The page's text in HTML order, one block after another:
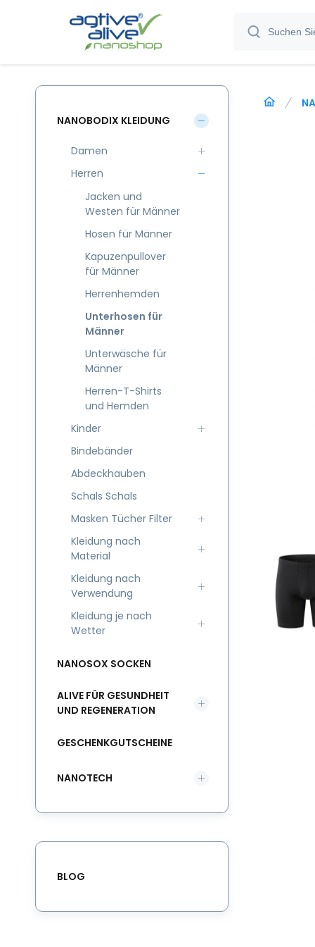
NANOBODIX KLEIDUNG
Damen
Herren
Jacken und
Westen für Männer
Hosen für Männer
Kapuzenpullover
für Männer
Herrenhemden
Unterhosen für
Männer
Unterwäsche für
Männer
Herren-T-Shirts
und Hemden
Kinder
Bindebänder
Abdeckhauben
Schals Schals
Masken Tücher Filter
Kleidung nach
Material
Kleidung nach
Verwendung
Kleidung je nach
Wetter
NANOSOX SOCKEN
ALIVE FÜR GESUNDHEIT
UND REGENERATION
GESCHENKGUTSCHEINE
NANOTECH
BLOG